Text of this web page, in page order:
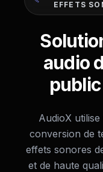
EFFETS
audio
AudioX
conversion de
effets sonores
et de haute